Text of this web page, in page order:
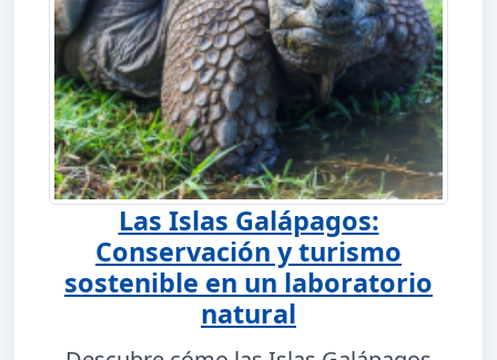
Las Islas Galápagos:
Conservación y turismo
sostenible en un laboratorio
natural